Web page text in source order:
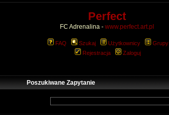
Perfect
FC Adrenalina - www.perfect.art.pl
FAQ Szukaj Użytkownicy
Grupy
Rejestracja
Zaloguj
Poszukiwane Zapytanie